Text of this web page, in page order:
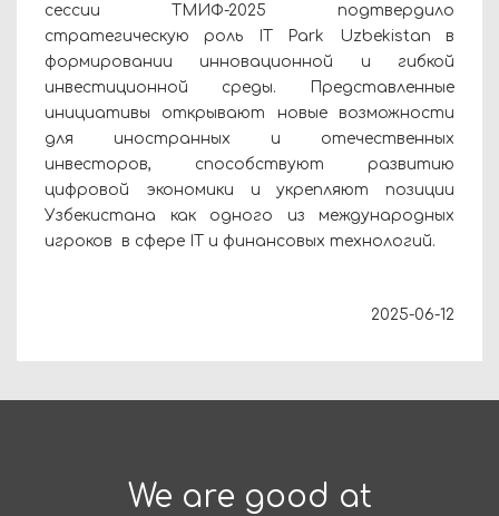
сессии ТМИФ-2025 подтвердило
стратегическую роль IT Park Uzbekistan в
формировании инновационной и гибкой
инвестиционной среды. Представленные
инициативы открывают новые возможности
для иностранных и отечественных
инвесторов, способствуют развитию
цифровой экономики и укрепляют позиции
Узбекистана как одного из международных
игроков в сфере IT и финансовых технологий.
2025-06-12
We are good at